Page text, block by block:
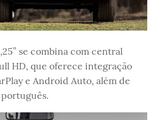
se combina com central
HD, que oferece integração
e Android Auto, além de